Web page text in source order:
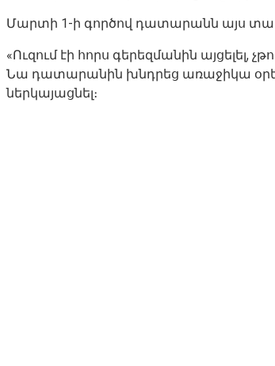
Մարտի 1-ի գործով դատարանն այս
«Ուզում էի հորս գերեզմանին այցելել,
Նա դատարանին խնդրեց առաջիկա
ներկայացնել։